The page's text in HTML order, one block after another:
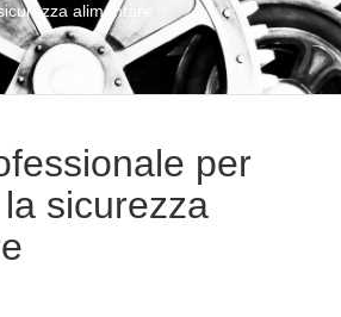
alimentare
per
sicurezza